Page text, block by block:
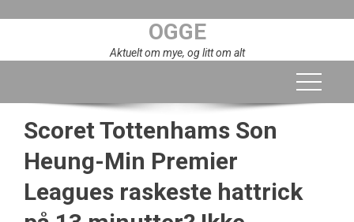
OGGE
Aktuelt om mye, og litt om alt
Scoret Tottenhams Son
Heung-Min Premier
Leagues raskeste hattrick